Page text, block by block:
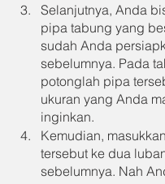
Selanjutnya, Anda
pipa tabung yang
sudah Anda
sebelumnya. Pada
potonglah pipa
ukuran yang Anda
inginkan.
Kemudian,
tersebut ke dua
sebelumnya. Nah